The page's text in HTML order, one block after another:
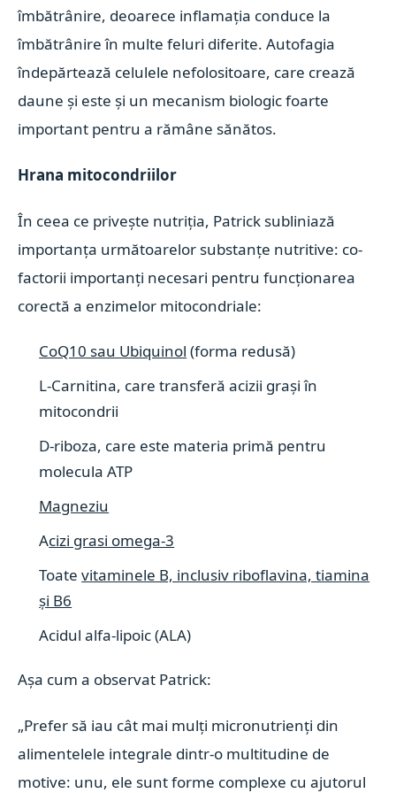
îmbătrânire, deoarece inflamația conduce la
îmbătrânire în multe feluri diferite. Autofagia
îndepărtează celulele nefolositoare, care crează
daune și este și un mecanism biologic foarte
important pentru a rămâne sănătos.
Hrana mitocondriilor
În ceea ce privește nutriția, Patrick subliniază
importanța următoarelor substanțe nutritive: co-
factorii importanți necesari pentru funcționarea
corectă a enzimelor mitocondriale:
CoQ10 sau Ubiquinol (forma redusă)
L-Carnitina, care transferă acizii grași în
mitocondrii
D-riboza, care este materia primă pentru
molecula ATP
Magneziu
Acizi grasi omega-3
Toatevitaminele B, inclusiv riboflavina, tiamina
și B6
Acidul alfa-lipoic (ALA)
Așa cum a observat Patrick:
„Prefer să iau cât mai mulți micronutrienți din
alimentelele integrale dintr-o multitudine de
motive: unu, ele sunt forme complexe cu ajutorul